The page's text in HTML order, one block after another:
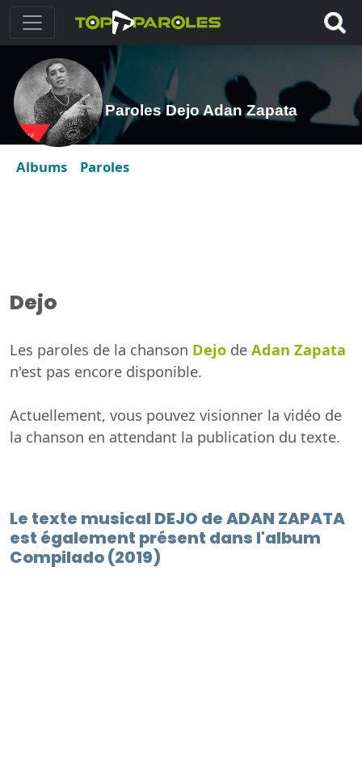
Paroles Dejo Adan Zapata
Albums Paroles
Dejo
Les paroles de la chanson Dejo de Adan Zapata
n'est pas encore disponible.
Actuellement, vous pouvez visionner la vidéo de
la chanson en attendant la publication du texte.
Le texte musical DEJO de ADAN ZAPATA
est également présent dans l'album
Compilado (2019)